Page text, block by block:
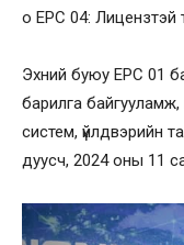
o EPC 04: Лицензтэй
Эхний буюу EPC 01
барилга
систем, үйлдвэрийн
дуусч, 2024 оны 11